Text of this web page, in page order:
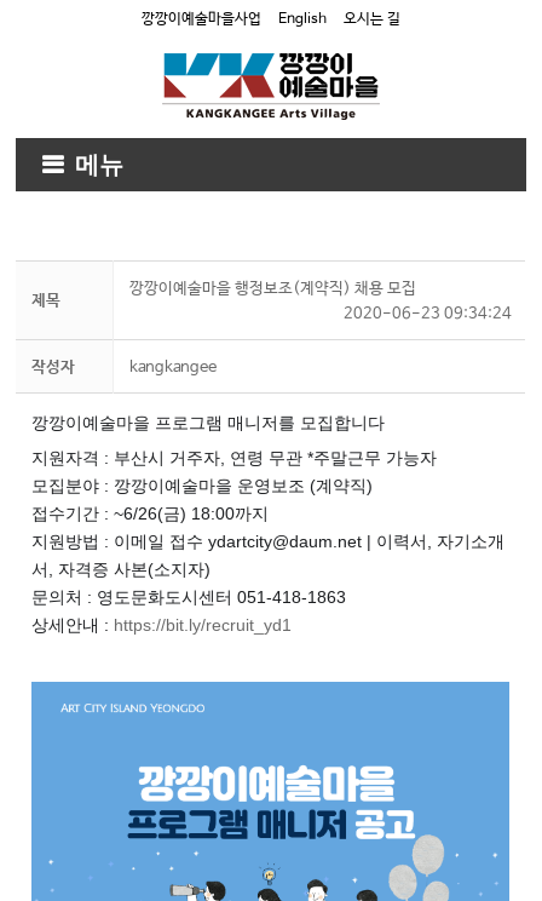
깡깡이예술마을사업 English 오시는 길
메뉴
제목
깡깡이예술마을 행정보조(계약직) 채용 모집
2020-06-23 09:34:24
작성자 kangkangee
깡깡이예술마을 프로그램 매니저를 모집합니다
지원자격 : 부산시 거주자, 연령 무관 *주말근무 가능자
모집분야 : 깡깡이예술마을 운영보조 (계약직)
접수기간 : ~6/26(금) 18:00까지
지원방법 : 이메일 접수 ydartcity@daum.net | 이력서, 자기소개
서, 자격증 사본(소지자)
문의처 : 영도문화도시센터 051-418-1863
상세안내 : https://bit.ly/recruit_yd1